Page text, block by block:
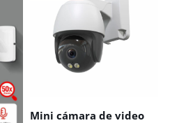
Mini cámara de video